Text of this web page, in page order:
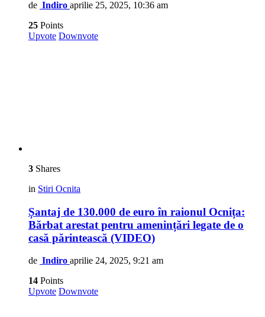
de Indiro aprilie 25, 2025, 10:36 am
25 Points
Upvote Downvote
3 Shares
in Stiri Ocnita
Șantaj de 130.000 de euro în raionul Ocnița:
Bărbat arestat pentru amenințări legate de o
casă părintească (VIDEO)
de Indiro aprilie 24, 2025, 9:21 am
14 Points
Upvote Downvote